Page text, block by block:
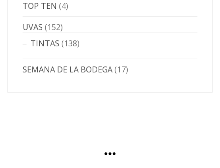
TOP TEN (4)
UVAS (152)
TINTAS (138)
SEMANA DE LA BODEGA(17)